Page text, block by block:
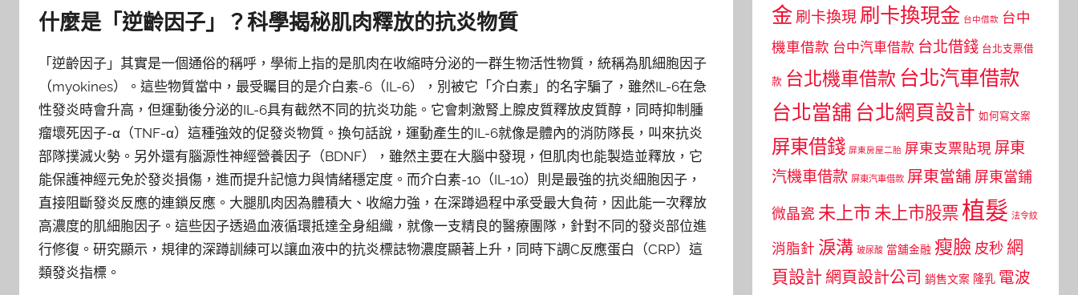
什麼是「逆齡因子」？科學揭秘肌肉釋放的抗炎物質
「逆齡因子」其實是一個通俗的稱呼，學術上指的是肌肉在收縮時分泌的一群生物活性物質，統稱為肌細胞因子
（myokines）。這些物質當中，最受矚目的是介白素-6（IL-6），別被它「介白素」的名字騙了，雖然IL-6在急
性發炎時會升高，但運動後分泌的IL-6具有截然不同的抗炎功能。它會刺激腎上腺皮質釋放皮質醇，同時抑制腫
瘤壞死因子-α（TNF-α）這種強效的促發炎物質。換句話說，運動產生的IL-6就像是體內的消防隊長，叫來抗炎
部隊撲滅火勢。另外還有腦源性神經營養因子（BDNF），雖然主要在大腦中發現，但肌肉也能製造並釋放，它
能保護神經元免於發炎損傷，進而提升記憶力與情緒穩定度。而介白素-10（IL-10）則是最強的抗炎細胞因子，
直接阻斷發炎反應的連鎖反應。大腿肌肉因為體積大、收縮力強，在深蹲過程中承受最大負荷，因此能一次釋放
高濃度的肌細胞因子。這些因子透過血液循環抵達全身組織，就像一支精良的醫療團隊，針對不同的發炎部位進
行修復。研究顯示，規律的深蹲訓練可以讓血液中的抗炎標誌物濃度顯著上升，同時下調C反應蛋白（CRP）這
類發炎指標。
金 刷卡換現 刷卡換現金 台中借款 台中
機車借款 台中汽車借款 台北借錢 台北支票借
款 台北機車借款 台北汽車借款
台北當舖 台北網頁設計 如何寫文案
屏東借錢 屏東房屋二胎 屏東支票貼現 屏東
汽機車借款 屏東汽車借款 屏東當舖 屏東當鋪
微晶瓷 未上市 未上市股票植髮 法令紋
消脂針 淚溝 玻尿酸 當舖金融 瘦臉 皮秒 網
頁設計 網頁設計公司 銷售文案 隆乳 電波